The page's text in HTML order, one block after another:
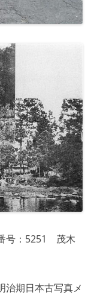
号：5251 茂木
期日本古写真メ